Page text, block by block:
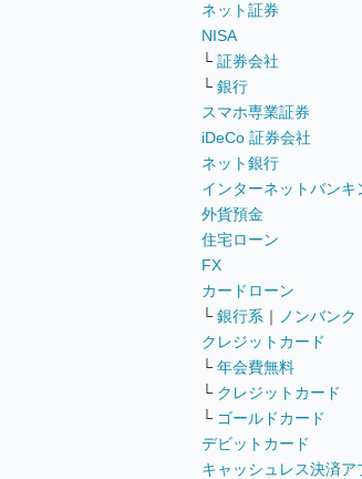
ネット証券
NISA
└ 証券会社
└ 銀行
スマホ専業証券
iDeCo 証券会社
ネット銀行
インターネットバンキ
外貨預金
住宅ローン
FX
カードローン
└ 銀行系 ｜
ノンバンク
クレジットカード
└ 年会費無料
└ クレジットカード
└ ゴールドカード
デビットカード
キャッシュレス決済ア